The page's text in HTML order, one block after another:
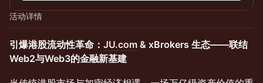
活动详情
引爆港股流动性革命： JU.com & xBrokers 生态——联结
Web2与Web3的金融新基建